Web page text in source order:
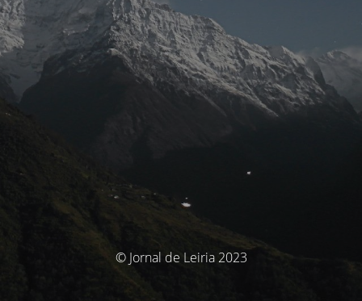
© Jornal de Leiria 2023